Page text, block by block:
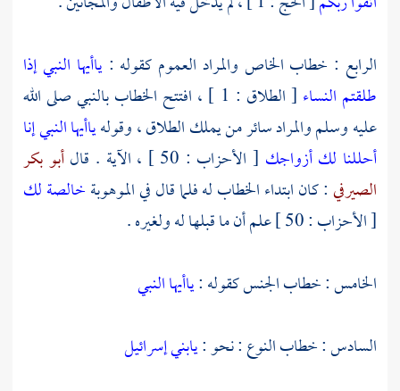
الرابع : خطاب الخاص والمراد العموم كقوله :ياأيها النبي إذا
طلقتم النساء
[ الطلاق : 1 ] ، افتتح الخطاب بالنبي صلى الله
عليه وسلم والمراد سائر من يملك الطلاق ، وقولهياأيها النبي إنا
أحللنا لك أزواجك [ الأحزاب : 50 ] ، الآية . قال
أبو بكر
الصيرفي: كان ابتداء الخطاب له فلما قال في الموهوبةخالصة لك
[ الأحزاب : 50 ] علم أن ما قبلها له ولغيره .
الخامس : خطاب الجنس كقوله :ياأيها النبي
السادس : خطاب النوع : نحو :يابني إسرائيل